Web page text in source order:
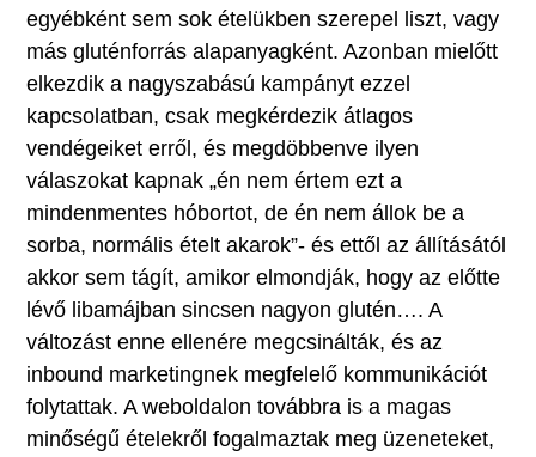
egyébként sem sok ételükben szerepel liszt, vagy
más gluténforrás alapanyagként. Azonban mielőtt
elkezdik a nagyszabású kampányt ezzel
kapcsolatban, csak megkérdezik átlagos
vendégeiket erről, és megdöbbenve ilyen
válaszokat kapnak „én nem értem ezt a
mindenmentes hóbortot, de én nem állok be a
sorba, normális ételt akarok”- és ettől az állításától
akkor sem tágít, amikor elmondják, hogy az előtte
lévő libamájban sincsen nagyon glutén…. A
változást enne ellenére megcsinálták, és az
inbound marketingnek megfelelő kommunikációt
folytattak. A weboldalon továbbra is a magas
minőségű ételekről fogalmaztak meg üzeneteket,